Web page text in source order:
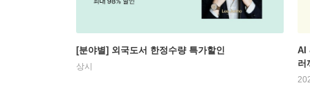
[분야별] 외국도서 한정수량 특가할인
상시
AI
러